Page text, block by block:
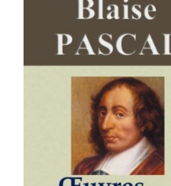
AJOUTER AU PANIER
DÉTAILS